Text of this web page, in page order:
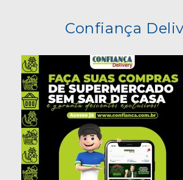
Receitas Política de